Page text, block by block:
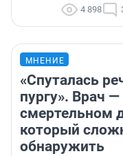
4 898
МНЕНИЕ
«Спуталась
пургу». Врач —
смертельном
который
обнаружить